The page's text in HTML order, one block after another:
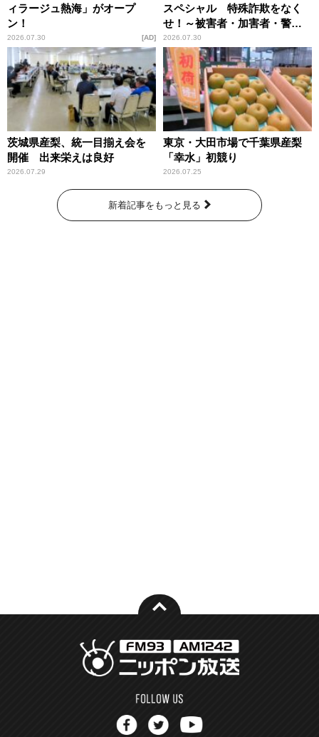
ィラージュ熱海」がオープ
ン！
2026.07.30 AD
スペシャル 特殊詐欺をなく
せ！～被害者・加害者・警視
庁が語るトクリュウの実態
～」放送
2026.07.30
茨城県産梨、統一目揃え会を
開催 出来栄えは良好
2026.07.29
東京・大田市場で千葉県産梨
「幸水」初競り
2026.07.25
新着記事をもっと見る